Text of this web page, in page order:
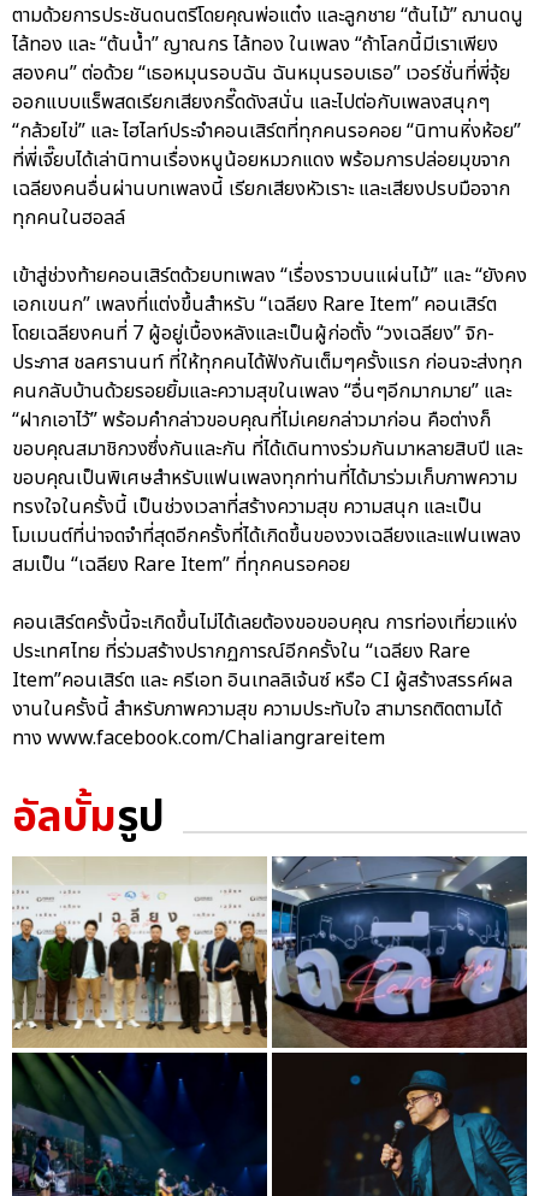
ตามด้วยการประชันดนตรีโดยคุณพ่อแต๋ง และลูกชาย “ต้นไม้” ฌานดนู
ไล้ทอง และ “ต้นน้ำ” ญาณกร ไล้ทอง ในเพลง “ถ้าโลกนี้มีเราเพียง
สองคน” ต่อด้วย “เธอหมุนรอบฉัน ฉันหมุนรอบเธอ” เวอร์ชั่นที่พี่จุ้ย
ออกแบบแร็พสดเรียกเสียงกรี๊ดดังสนั่น และไปต่อกับเพลงสนุกๆ
“กล้วยไข่” และ ไฮไลท์ประจำคอนเสิร์ตที่ทุกคนรอคอย “นิทานหิ่งห้อย”
ที่พี่เจี๊ยบได้เล่านิทานเรื่องหนูน้อยหมวกแดง พร้อมการปล่อยมุขจาก
เฉลียงคนอื่นผ่านบทเพลงนี้ เรียกเสียงหัวเราะ และเสียงปรบมือจาก
ทุกคนในฮอลล์
เข้าสู่ช่วงท้ายคอนเสิร์ตด้วยบทเพลง “เรื่องราวบนแผ่นไม้” และ “ยังคง
เอกเขนก” เพลงที่แต่งขึ้นสำหรับ “เฉลียง Rare Item” คอนเสิร์ต
โดยเฉลียงคนที่ 7 ผู้อยู่เบื้องหลังและเป็นผู้ก่อตั้ง “วงเฉลียง” จิก-
ประภาส ชลศรานนท์ ที่ให้ทุกคนได้ฟังกันเต็มๆครั้งแรก ก่อนจะส่งทุก
คนกลับบ้านด้วยรอยยิ้มและความสุขในเพลง “อื่นๆอีกมากมาย” และ
“ฝากเอาไว้” พร้อมคำกล่าวขอบคุณที่ไม่เคยกล่าวมาก่อน คือต่างก็
ขอบคุณสมาชิกวงซึ่งกันและกัน ที่ได้เดินทางร่วมกันมาหลายสิบปี และ
ขอบคุณเป็นพิเศษสำหรับแฟนเพลงทุกท่านที่ได้มาร่วมเก็บภาพความ
ทรงใจในครั้งนี้ เป็นช่วงเวลาที่สร้างความสุข ความสนุก และเป็น
โมเมนต์ที่น่าจดจำที่สุดอีกครั้งที่ได้เกิดขึ้นของวงเฉลียงและแฟนเพลง
สมเป็น “เฉลียง Rare Item” ที่ทุกคนรอคอย
คอนเสิร์ตครั้งนี้จะเกิดขึ้นไม่ได้เลยต้องขอขอบคุณ การท่องเที่ยวแห่ง
ประเทศไทย ที่ร่วมสร้างปรากฏการณ์อีกครั้งใน “เฉลียง Rare
Item”คอนเสิร์ต และ ครีเอท อินเทลลิเจ้นซ์ หรือ CI ผู้สร้างสรรค์ผล
งานในครั้งนี้ สำหรับภาพความสุข ความประทับใจ สามารถติดตามได้
ทาง www.facebook.com/Chaliangrareitem
อัลบั้มรูป